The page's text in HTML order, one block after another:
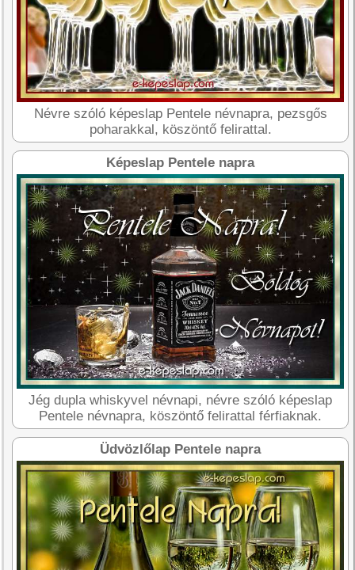
Névre szóló képeslap Pentele névnapra, pezsgős
poharakkal, köszöntő felirattal.
Képeslap Pentele napra
Jég dupla whiskyvel névnapi, névre szóló képeslap
Pentele névnapra, köszöntő felirattal férfiaknak.
Üdvözlőlap Pentele napra